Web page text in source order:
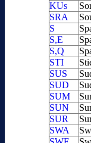
KUs
SRA
S
S,E
S,Q
STI
SUS
SUD
SUM
SUN
SUR
SWA